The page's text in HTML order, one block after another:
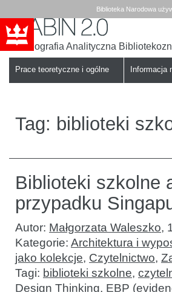
Biblioteka Narodowa
Babin
Bibliografia Analityczna
Prace teoretyczne i ogólne Informacja
Tag: biblioteki
Biblioteki szkolne
przypadku
Autor: Małgorzata Waleszko,
Kategorie: Architektura i
jako kolekcje, Czytelnictwo,
Tagi: biblioteki szkolne,
Design Thinking, EBP